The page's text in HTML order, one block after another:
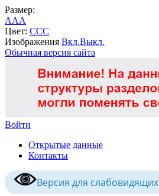
Размер:
AAA
Цвет: CCC
Изображения Вкл.Выкл.
Обычная версия сайта
Войти
Открытые данные
Контакты
Версия для слабовидящих